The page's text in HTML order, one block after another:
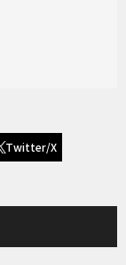
Twitter/X